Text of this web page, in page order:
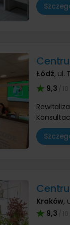
Łódź, ul.
9,3 / 10
Kraków,
9,3 / 10